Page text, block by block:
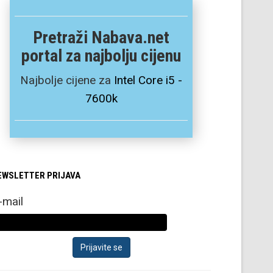
Pretraži Nabava.net
portal za najbolju cijenu
Najbolje cijene za Intel Core i5 -
7600k
PRIJAVA